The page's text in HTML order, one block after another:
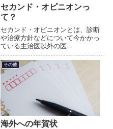
セカンド・オピニオンっ
て？
セカンド・オピニオンとは、診断
や治療方針などについて今かかっ
ている主治医以外の医...
その他
海外への年賀状